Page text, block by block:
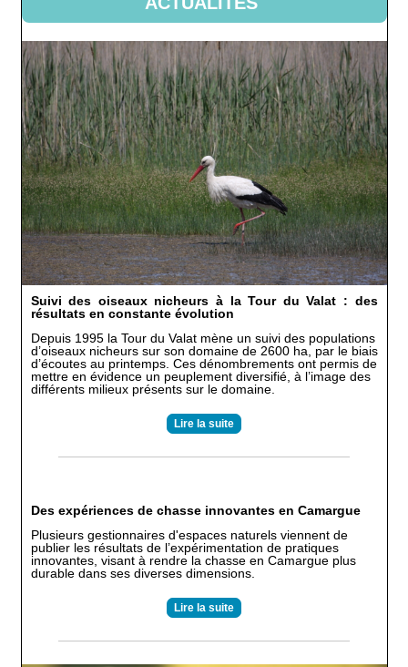
Suivi des oiseaux nicheurs à la Tour du Valat : des
résultats en constante évolution
Depuis 1995 la Tour du Valat mène un suivi des populations
d’oiseaux nicheurs sur son domaine de 2600 ha, par le biais
d’écoutes au printemps. Ces dénombrements ont permis de
mettre en évidence un peuplement diversifié, à l’image des
différents milieux présents sur le domaine.
Lire la suite
Des expériences de chasse innovantes en Camargue
Plusieurs gestionnaires d'espaces naturels viennent de
publier les résultats de l’expérimentation de pratiques
innovantes, visant à rendre la chasse en Camargue plus
durable dans ses diverses dimensions.
Lire la suite